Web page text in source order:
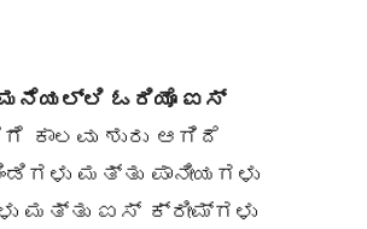
ಮನೆಯಲ್ಲಿ ಓರಿಯೊ ಐಸ್
ಕಾಲವು ಶುರು ಆಗಿದೆ
ಮತ್ತು ಪಾನೀಯಗಳು
ಮತ್ತು ಐಸ್ ಕ್ರೀಮ್ಗಳು